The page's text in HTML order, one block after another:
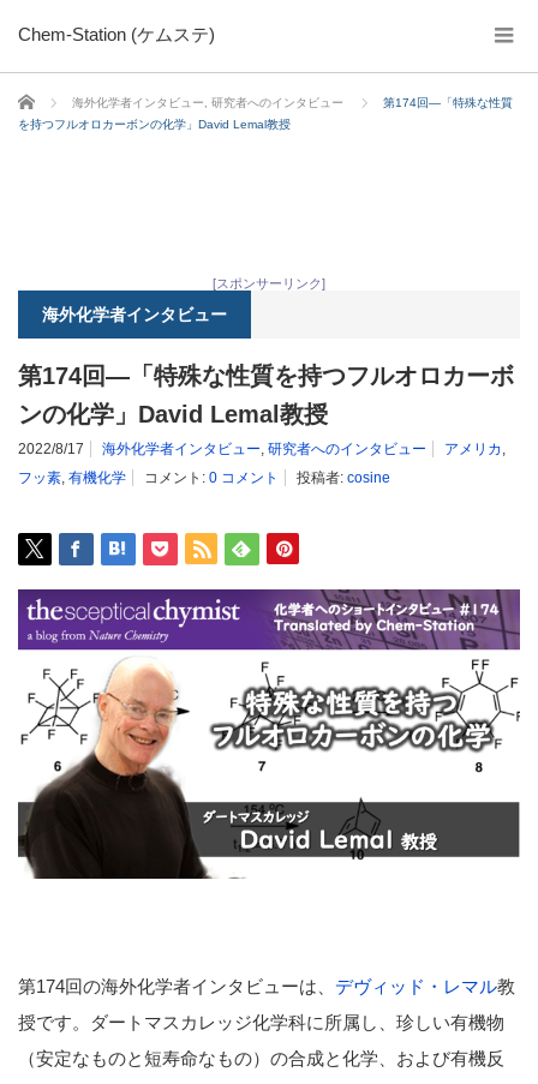
Chem-Station (ケムステ)
ホーム 海外化学者インタビュー 研究者へのインタビュー
第174回―「特殊な性質
を持つフルオロカーボンの化学」David Lemal教授
[スポンサーリンク]
海外化学者インタビュー
第174回―「特殊な性質を持つフルオロカーボ
ンの化学」David Lemal教授
2022/8/17 海外化学者インタビュー, 研究者へのインタビュー アメリカ ,
フッ素, 有機化学 コメント: 0 コメント 投稿者: cosine
第174回の海外化学者インタビューは、 デヴィッド・レマル教
授です。ダートマスカレッジ化学科に所属し、珍しい有機物
（安定なものと短寿命なもの）の合成と化学、および有機反